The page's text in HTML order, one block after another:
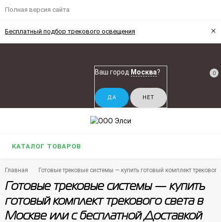
Полная версия сайта
Бесплатный подбор трекового освещения ×
Ваш город Москва? 0
КАТАЛОГ ТОВАРОВ
Главная Готовые трековые системы — купить готовый комплект
Готовые трековые системы — купить
готовый комплект трекового света в
Москве или с бесплатной Доставкой